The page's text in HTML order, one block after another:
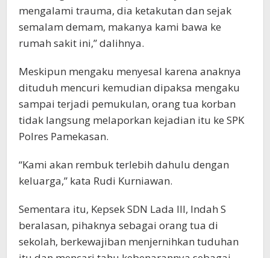
mengalami trauma, dia ketakutan dan sejak
semalam demam, makanya kami bawa ke
rumah sakit ini,” dalihnya.
Meskipun mengaku menyesal karena anaknya
dituduh mencuri kemudian dipaksa mengaku
sampai terjadi pemukulan, orang tua korban
tidak langsung melaporkan kejadian itu ke SPK
Polres Pamekasan.
“Kami akan rembuk terlebih dahulu dengan
keluarga,” kata Rudi Kurniawan.
Sementara itu, Kepsek SDN Lada III, Indah S
beralasan, pihaknya sebagai orang tua di
sekolah, berkewajiban menjernihkan tuduhan